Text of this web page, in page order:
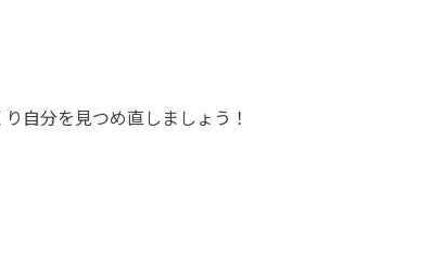
自分を見つめ直しましょう！